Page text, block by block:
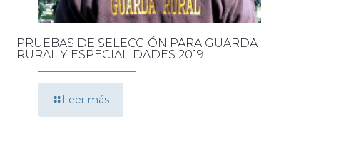
PRUEBAS DE SELECCIÓN PARA GUARDA
RURAL Y ESPECIALIDADES 2019
Leer más